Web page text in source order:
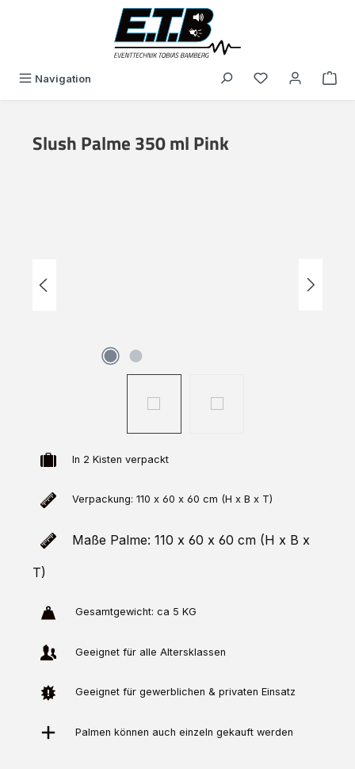
Navigation You have 0
Slush Palme 350 ml Pink
In 2 Kisten verpackt
Verpackung: 110 x 60 x 60 cm (H x B x T)
Maße Palme: 110 x 60 x 60 cm (H x B x
T)
Gesamtgewicht: ca 5 KG
Geeignet für alle Altersklassen
Geeignet für gewerblichen & privaten Einsatz
Palmen können auch einzeln gekauft werden